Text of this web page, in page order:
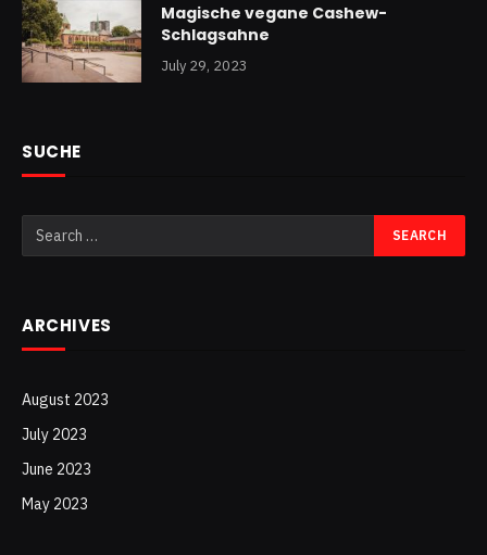
Magische vegane Cashew-
Schlagsahne
July 29, 2023
SUCHE
ARCHIVES
August 2023
July 2023
June 2023
May 2023